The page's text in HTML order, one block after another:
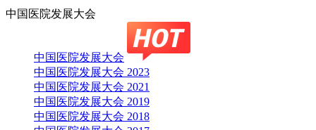
中国医院发展大会
中国医院发展大会
中国医院发展大会 2023
中国医院发展大会 2021
中国医院发展大会 2019
中国医院发展大会 2018